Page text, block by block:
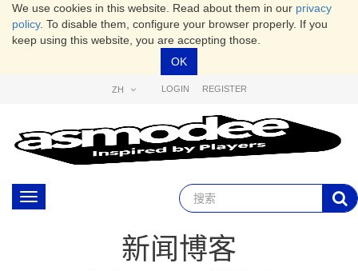
We use cookies in this website. Read about them in our privacy
policy. To disable them, configure your browser properly. If you
keep using this website, you are accepting those.
OK
ZH LOGIN REGISTER
Toggle
navigation
新闻博客